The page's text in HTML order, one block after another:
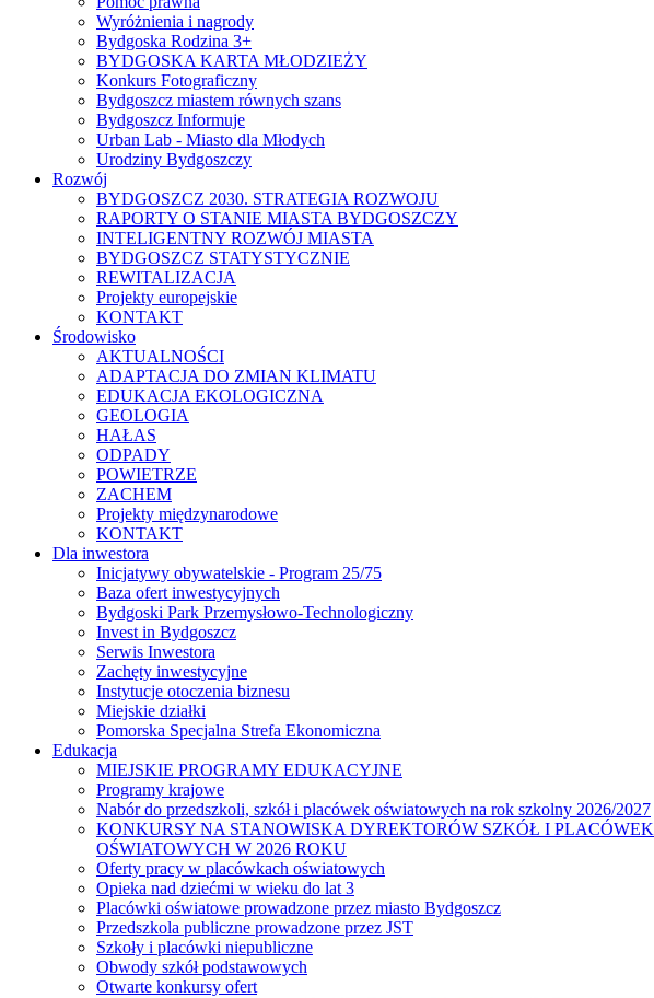
Wyróżnienia i nagrody
Bydgoska Rodzina 3+
BYDGOSKA KARTA MŁODZIEŻY
Konkurs Fotograficzny
Bydgoszcz miastem równych szans
Bydgoszcz Informuje
Urban Lab - Miasto dla Młodych
Urodziny Bydgoszczy
Rozwój
BYDGOSZCZ 2030. STRATEGIA ROZWOJU
RAPORTY O STANIE MIASTA BYDGOSZCZY
INTELIGENTNY ROZWÓJ MIASTA
BYDGOSZCZ STATYSTYCZNIE
REWITALIZACJA
Projekty europejskie
KONTAKT
Środowisko
AKTUALNOŚCI
ADAPTACJA DO ZMIAN KLIMATU
EDUKACJA EKOLOGICZNA
GEOLOGIA
HAŁAS
ODPADY
POWIETRZE
ZACHEM
Projekty międzynarodowe
KONTAKT
Dla inwestora
Inicjatywy obywatelskie - Program 25/75
Baza ofert inwestycyjnych
Bydgoski Park Przemysłowo-Technologiczny
Invest in Bydgoszcz
Serwis Inwestora
Zachęty inwestycyjne
Instytucje otoczenia biznesu
Miejskie działki
Pomorska Specjalna Strefa Ekonomiczna
Edukacja
MIEJSKIE PROGRAMY EDUKACYJNE
Programy krajowe
Nabór do przedszkoli, szkół i placówek oświatowych na rok szkolny 2026/2027
KONKURSY NA STANOWISKA DYREKTORÓW SZKÓŁ I PLACÓWEK
OŚWIATOWYCH W 2026 ROKU
Oferty pracy w placówkach oświatowych
Opieka nad dziećmi w wieku do lat 3
Placówki oświatowe prowadzone przez miasto Bydgoszcz
Przedszkola publiczne prowadzone przez JST
Szkoły i placówki niepubliczne
Obwody szkół podstawowych
Otwarte konkursy ofert